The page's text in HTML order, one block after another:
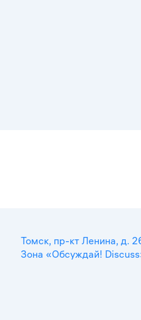
Томск, пр-кт Ленина, д.
Зона «Обсуждай!